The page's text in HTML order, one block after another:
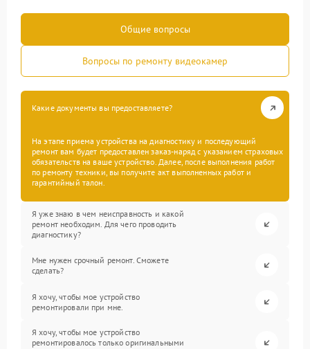
Общие вопросы
Вопросы по ремонту видеокамер
Какие документы вы предоставляете?
На этапе приема устройства на диагностику и последующий
ремонт вам будет предоставлен заказ-наряд с указанием страховых
обязательств на ваше устройство. Далее, после выполнения работ
по ремонту техники, вы получите акт выполненных работ и
гарантийный талон.
Я уже знаю в чем неисправность и какой
ремонт необходим. Для чего проводить
диагностику?
Мне нужен срочный ремонт. Сможете
сделать?
Я хочу, чтобы мое устройство
ремонтировали при мне.
Я хочу, чтобы мое устройство
ремонтировалось только оригинальными